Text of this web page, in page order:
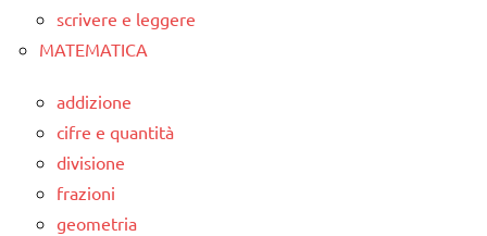
scrivere e leggere
MATEMATICA
addizione
cifre e quantità
divisione
frazioni
geometria